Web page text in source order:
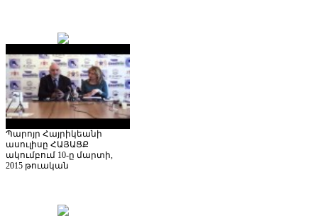
Պարոյր Հայրիկեանի
ասուլիսը ՀԱՅԱՑՔ
ակումբում 10-ը մարտի,
2015 թուական